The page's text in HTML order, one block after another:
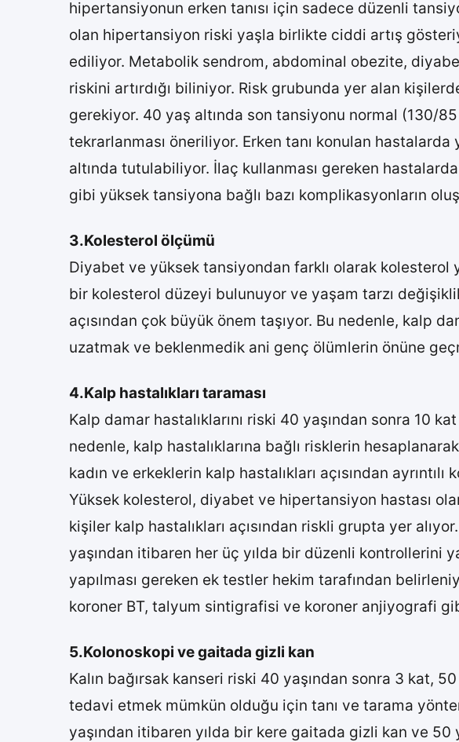
hipertansiyonun erken tanısı için sadece düzenli
olan hipertansiyon riski yaşla birlikte ciddi artış
ediliyor. Metabolik sendrom, abdominal obezite,
riskini artırdığı biliniyor. Risk grubunda yer alan
gerekiyor. 40 yaş altında son tansiyonu normal (130/
tekrarlanması öneriliyor. Erken tanı konulan
altında tutulabiliyor. İlaç kullanması gereken
gibi yüksek tansiyona bağlı bazı komplikasyonların
3.Kolesterol ölçümü
Diyabet ve yüksek tansiyondan farklı olarak kolesterol
bir kolesterol düzeyi bulunuyor ve yaşam tarzı
açısından çok büyük önem taşıyor. Bu nedenle, kalp
uzatmak ve beklenmedik ani genç ölümlerin önüne
4.Kalp hastalıkları taraması
Kalp damar hastalıklarını riski 40 yaşından sonra 10
nedenle, kalp hastalıklarına bağlı risklerin
kadın ve erkeklerin kalp hastalıkları açısından
Yüksek kolesterol, diyabet ve hipertansiyon hastası
kişiler kalp hastalıkları açısından riskli grupta yer
yaşından itibaren her üç yılda bir düzenli kontrollerini
yapılması gereken ek testler hekim tarafından
koroner BT, talyum sintigrafisi ve koroner anjiyografi
5.Kolonoskopi ve gaitada gizli kan
Kalın bağırsak kanseri riski 40 yaşından sonra 3 kat,
tedavi etmek mümkün olduğu için tanı ve tarama
yaşından itibaren yılda bir kere gaitada gizli kan ve 50